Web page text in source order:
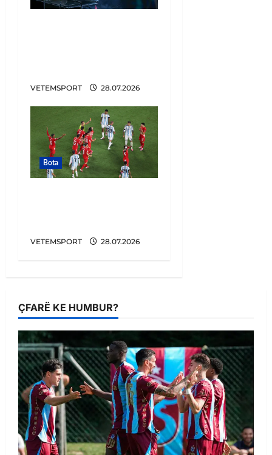
VETEMSPORT 28.07.2026
Bota
VETEMSPORT 28.07.2026
ÇFARË KE HUMBUR?